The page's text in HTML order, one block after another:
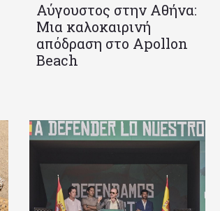
Αύγουστος στην Αθήνα:
Μια καλοκαιρινή
απόδραση στο Apollon
Beach